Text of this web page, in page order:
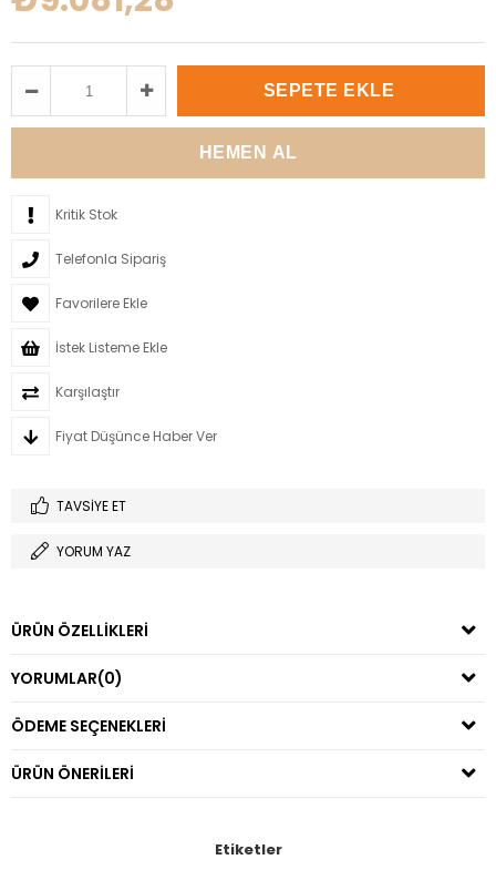
Kritik Stok
Telefonla Sipariş
Favorilere Ekle
İstek Listeme Ekle
Karşılaştır
Fiyat Düşünce Haber Ver
TAVSIYE ET
YORUM YAZ
ÜRÜN ÖZELLIKLERI
YORUMLAR(0)
ÖDEME SEÇENEKLERI
ÜRÜN ÖNERILERI
Etiketler